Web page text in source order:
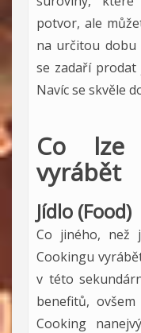
potvor, ale
na určitou dobu
se zadaří prodat
Navíc se skvěle
Co lze
vyrábět
Jídlo (Food)
Co jiného, než
Cookingu
v této
benefitů,
Cooking